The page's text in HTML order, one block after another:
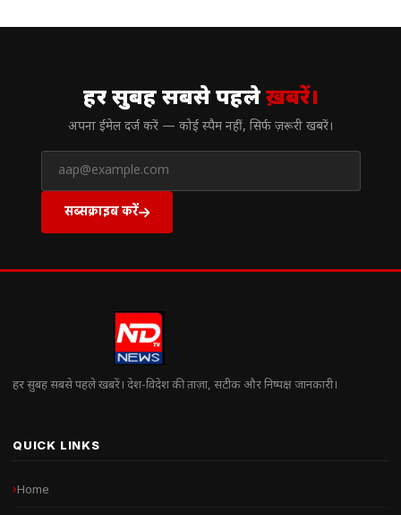
हर सुबह सबसे पहलेख़बरें।
अपना ईमेल दर्ज करें — कोई स्पैम नहीं, सिर्फ ज़रूरी खबरें।
सब्सक्राइब करें
हर सुबह सबसे पहले खबरें। देश-विदेश की ताज़ा, सटीक और निष्पक्ष जानकारी।
QUICK LINKS
Home